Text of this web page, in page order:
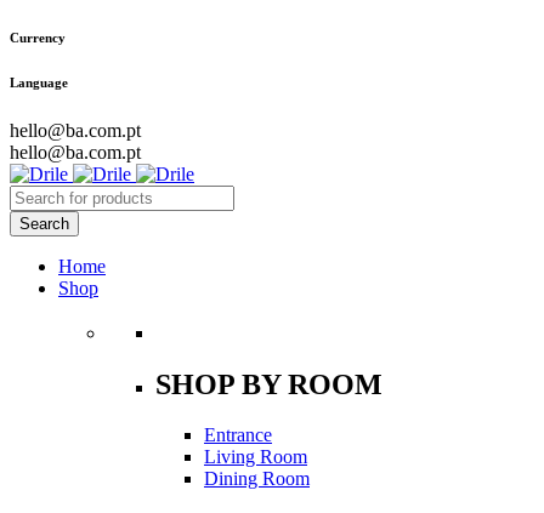
Currency
Language
hello@ba.com.pt
hello@ba.com.pt
Home
Shop
SHOP BY ROOM
Entrance
Living Room
Dining Room